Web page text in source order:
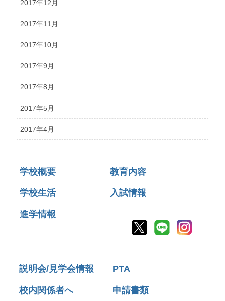
2017年12月
2017年11月
2017年10月
2017年9月
2017年8月
2017年5月
2017年4月
学校概要 教育内容
学校生活 入試情報
進学情報
説明会/見学会情報 PTA
校内関係者へ 申請書類